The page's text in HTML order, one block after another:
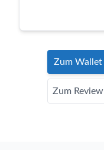
Zum Wallet
Zum Review